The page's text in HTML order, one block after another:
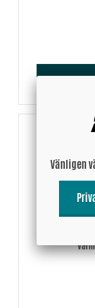
Vänligen